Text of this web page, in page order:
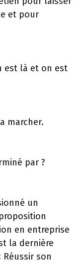
et pour
est là et on est
marcher.
par ?
un
en entreprise
la dernière
son